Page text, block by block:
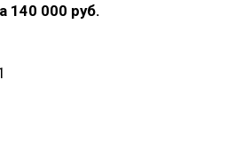
140 000 руб.